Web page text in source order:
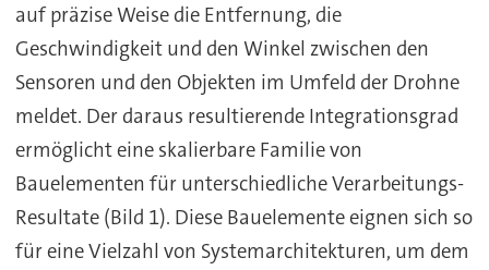
auf präzise Weise die Entfernung, die
Geschwindigkeit und den Winkel zwischen den
Sensoren und den Objekten im Umfeld der Drohne
meldet. Der daraus resultierende Integrationsgrad
ermöglicht eine skalierbare Familie von
Bauelementen für unterschiedliche Verarbeitungs-
Resultate (Bild 1). Diese Bauelemente eignen sich so
für eine Vielzahl von Systemarchitekturen, um dem